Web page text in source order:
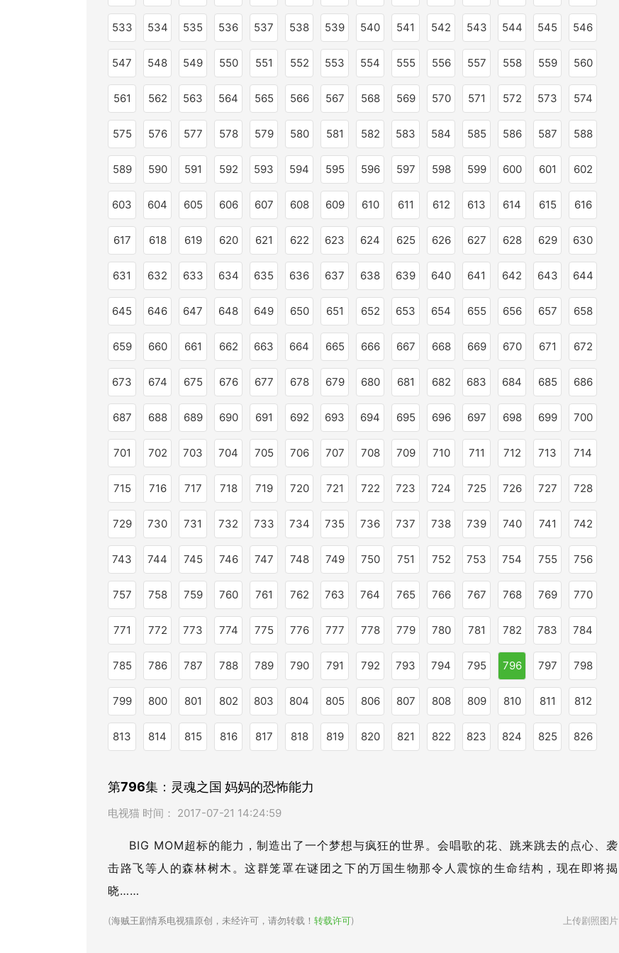
533 534 535 536 537 538 539 540 541 542 543 544 545 546
547 548 549 550 551 552 553 554 555 556 557 558 559 560
561 562 563 564 565 566 567 568 569 570 571 572 573 574
575 576 577 578 579 580 581 582 583 584 585 586 587 588
589 590 591 592 593 594 595 596 597 598 599 600 601 602
603 604 605 606 607 608 609 610 611 612 613 614 615 616
617 618 619 620 621 622 623 624 625 626 627 628 629 630
631 632 633 634 635 636 637 638 639 640 641 642 643 644
645 646 647 648 649 650 651 652 653 654 655 656 657 658
659 660 661 662 663 664 665 666 667 668 669 670 671 672
673 674 675 676 677 678 679 680 681 682 683 684 685 686
687 688 689 690 691 692 693 694 695 696 697 698 699 700
701 702 703 704 705 706 707 708 709 710 711 712 713 714
715 716 717 718 719 720 721 722 723 724 725 726 727 728
729 730 731 732 733 734 735 736 737 738 739 740 741 742
743 744 745 746 747 748 749 750 751 752 753 754 755 756
757 758 759 760 761 762 763 764 765 766 767 768 769 770
771 772 773 774 775 776 777 778 779 780 781 782 783 784
785 786 787 788 789 790 791 792 793 794 795 796 797 798
799 800 801 802 803 804 805 806 807 808 809 810 811 812
813 814 815 816 817 818 819 820 821 822 823 824 825 826
第796集：灵魂之国 妈妈的恐怖能力
电视猫 时间： 2017-07-21 14:24:59
BIG MOM超标的能力，制造出了一个梦想与疯狂的世界。会唱歌的花、跳来跳去的点心、袭
击路飞等人的森林树木。这群笼罩在谜团之下的万国生物那令人震惊的生命结构，现在即将揭
晓……
(海贼王剧情系电视猫原创，未经许可，请勿转载！ 转载许可) 上传剧照图片